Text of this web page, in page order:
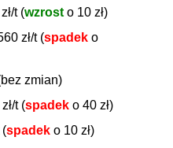
t (wzrost o 10 zł)
zł/t (spadek o
zmian)
t (spadek o 40 zł)
(spadek o 10 zł)